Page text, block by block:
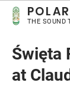
THE SOUND
Święta
at